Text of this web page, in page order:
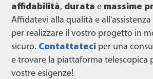
affidabilità, durata e massime
Affidatevi alla qualità e
per realizzare il vostro progetto in
sicuro. Contattateci per una
e trovare la piattaforma telescopica
vostre esigenze!